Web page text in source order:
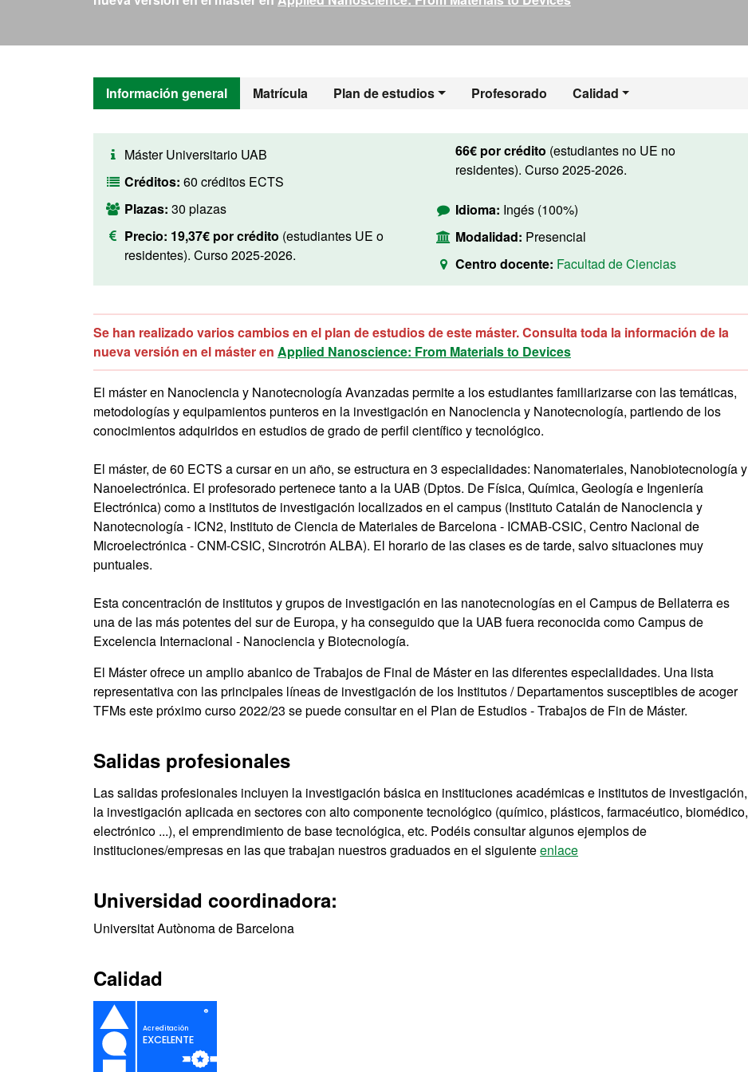
Información general Matrícula Plan de estudios Profesorado Calidad
Máster Universitario UAB
Créditos: 60 créditos ECTS
Plazas: 30 plazas
Precio: 19,37€ por crédito (estudiantes UE o
residentes). Curso 2025-2026.
66€ por crédito (estudiantes no UE no
residentes). Curso 2025-2026.
Idioma: Ingés (100%)
Modalidad: Presencial
Centro docente: Facultad de Ciencias
Se han realizado varios cambios en el plan de estudios de este máster. Consulta toda la información de la
nueva versión en el máster en Applied Nanoscience: From Materials to Devices
El máster en Nanociencia y Nanotecnología Avanzadas permite a los estudiantes familiarizarse con las temáticas,
metodologías y equipamientos punteros en la investigación en Nanociencia y Nanotecnología, partiendo de los
conocimientos adquiridos en estudios de grado de perfil científico y tecnológico.
El máster, de 60 ECTS a cursar en un año, se estructura en 3 especialidades: Nanomateriales, Nanobiotecnología y
Nanoelectrónica. El profesorado pertenece tanto a la UAB (Dptos. De Física, Química, Geología e Ingeniería
Electrónica) como a institutos de investigación localizados en el campus (Instituto Catalán de Nanociencia y
Nanotecnología - ICN2, Instituto de Ciencia de Materiales de Barcelona - ICMAB-CSIC, Centro Nacional de
Microelectrónica - CNM-CSIC, Sincrotrón ALBA). El horario de las clases es de tarde, salvo situaciones muy
puntuales.
Esta concentración de institutos y grupos de investigación en las nanotecnologías en el Campus de Bellaterra es
una de las más potentes del sur de Europa, y ha conseguido que la UAB fuera reconocida como Campus de
Excelencia Internacional - Nanociencia y Biotecnología.
El Máster ofrece un amplio abanico de Trabajos de Final de Máster en las diferentes especialidades. Una lista
representativa con las principales líneas de investigación de los Institutos / Departamentos susceptibles de acoger
TFMs este próximo curso 2022/23 se puede consultar en el Plan de Estudios - Trabajos de Fin de Máster.
Salidas profesionales
Las salidas profesionales incluyen la investigación básica en instituciones académicas e institutos de investigación,
la investigación aplicada en sectores con alto componente tecnológico (químico, plásticos, farmacéutico, biomédico,
electrónico ...), el emprendimiento de base tecnológica, etc. Podéis consultar algunos ejemplos de
instituciones/empresas en las que trabajan nuestros graduados en el siguienteenlace
Universidad coordinadora:
Universitat Autònoma de Barcelona
Calidad